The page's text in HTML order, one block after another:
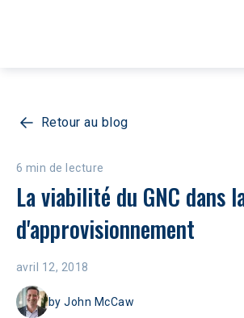
Retour au blog
6 min de lecture
La viabilité du GNC dans
d'approvisionnement
avril 12, 2018
byJohn McCaw